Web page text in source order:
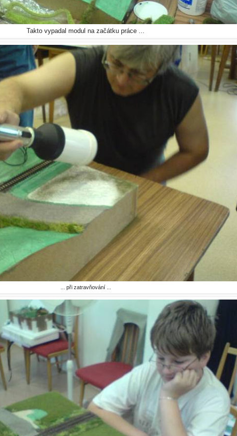
Takto vypadal modul na začátku práce ...
... při zatravňování ...